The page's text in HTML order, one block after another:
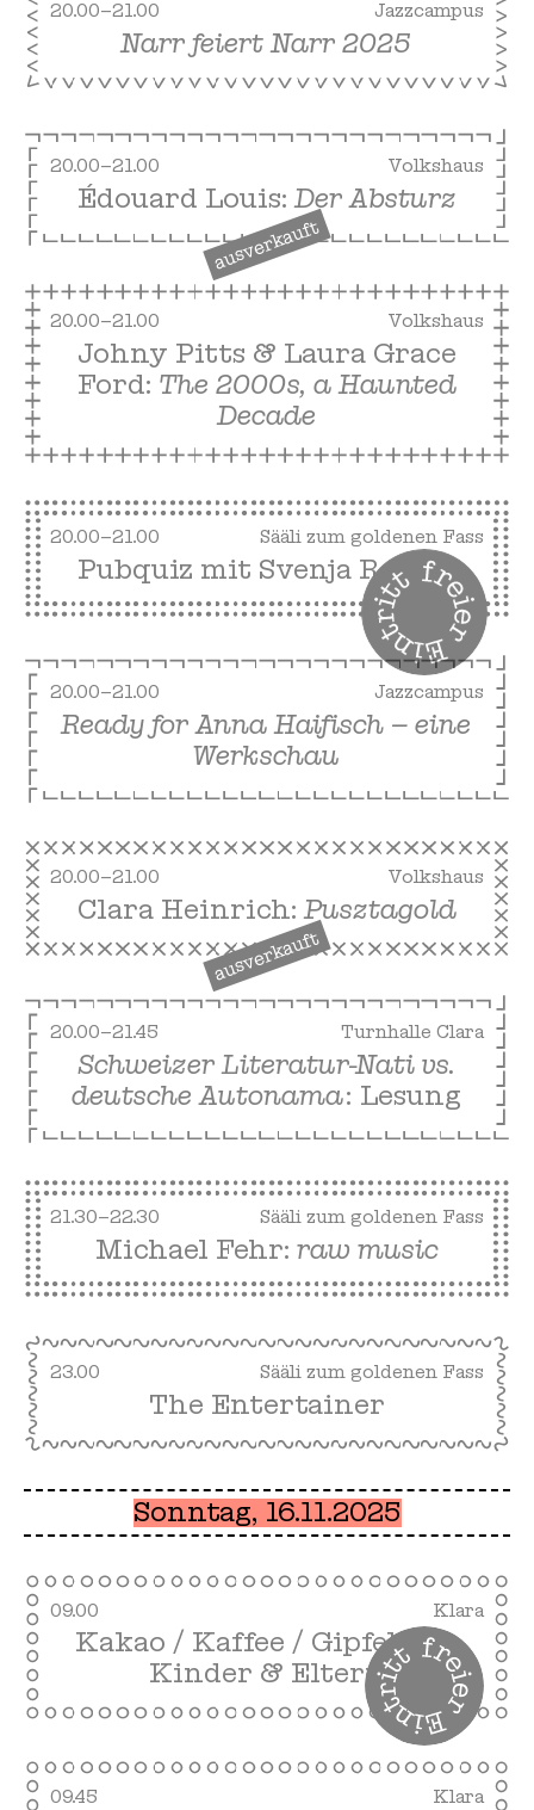
20.00–21.00 Jazzcampus
Narr feiert Narr 2025
20.00–21.00 Volkshaus
ausverkauft
Édouard Louis:Der Absturz
20.00–21.00 Volkshaus
Johny Pitts & Laura Grace
Ford: The 2000s, a Haunted
Decade
20.00–21.00 Sääli zum goldenen Fass
Pubquiz mit Svenja Reiner
20.00–21.00 Jazzcampus
Ready for Anna Haifisch – eine
Werkschau
20.00–21.00 Volkshaus
ausverkauft
Clara Heinrich:Pusztagold
20.00–21.45 Turnhalle Clara
Schweizer Literatur-Nati vs.
deutsche Autonama: Lesung
21.30–22.30 Sääli zum goldenen Fass
Michael Fehr:raw music
23.00 Sääli zum goldenen Fass
The Entertainer
Sonntag, 16.11.2025
09.00 Klara
Kakao / Kaffee / Gipfeli für
Kinder & Eltern
09.45 Klara